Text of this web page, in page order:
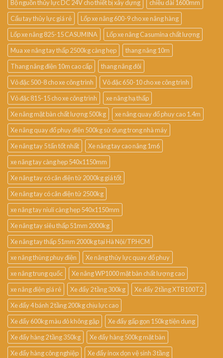
Bộ nguồn thủy lực DC 24V cho thiết bị xây dựng
chiều dài 1600mm
Cẩu tay thủy lực giá rẻ
Lốp xe nâng 600-9 cho xe nâng hàng
Lốp xe nâng 825-15 CASUMINA
Lốp xe nâng Casumina chất lượng
Mua xe nâng tay thấp 2500kg càng hẹp
thang nâng 10m
Thang nâng điện 10m cao cấp
thang nâng đôi
Vỏ đặc 500-8 cho xe công trình
Vỏ đặc 650-10 cho xe công trình
Vỏ đặc 815-15 cho xe công trình
xe nâng hạ thấp
Xe nâng mặt bàn chất lượng 500kg
xe nâng quay đổ phuy cao 1.4m
Xe nâng quay đổ phuy điện 500kg sử dụng trong nhà máy
Xe nâng tay 5 tấn tốt nhất
Xe nâng tay cao nâng 1m6
xe nâng tay càng hẹp 540x1150mm
Xe nâng tay có cân điện tử 2000kg giá tốt
Xe nâng tay có cân điện tử 2500kg
xe nâng tay niuli càng hẹp 540x1150mm
Xe nâng tay siêu thấp 51mm 2000kg
Xe nâng tay thấp 51mm 2000kg tại Hà Nội/TP.HCM
xe nâng thùng phuy điện
Xe nâng thủy lực quay đổ phuy
xe nâng trung quốc
Xe nâng WP1000 mặt bàn chất lượng cao
xe nâng điện giá rẻ
Xe đẩy 2 tầng 300kg
Xe đẩy 2 tầng XTB100T2
Xe đẩy 4 bánh 2 tầng 200kg chịu lực cao
Xe đẩy 600kg màu đỏ không gập
Xe đẩy gấp gọn 150kg tiện dụng
Xe đẩy hàng 2 tầng 350kg
Xe đẩy hàng 500kg mặt bàn
Xe đẩy hàng công nghiệp
Xe đẩy inox dọn vệ sinh 3 tầng